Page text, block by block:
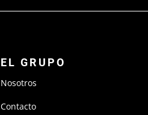
EL GRUPO
Nosotros
Contacto